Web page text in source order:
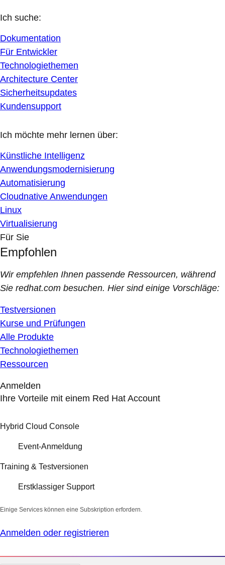
Ich suche:
Dokumentation
Für Entwickler
Technologiethemen
Architecture Center
Sicherheitsupdates
Kundensupport
Ich möchte mehr lernen über:
Künstliche Intelligenz
Anwendungsmodernisierung
Automatisierung
Cloudnative Anwendungen
Linux
Virtualisierung
Für Sie
Empfohlen
Wir empfehlen Ihnen passende Ressourcen, während
Sie redhat.com besuchen. Hier sind einige Vorschläge:
Testversionen
Kurse und Prüfungen
Alle Produkte
Technologiethemen
Ressourcen
Anmelden
Ihre Vorteile mit einem Red Hat Account
Hybrid Cloud Console
Event-Anmeldung
Training & Testversionen
Erstklassiger Support
Einige Services können eine Subskription erfordern.
Anmelden oder registrieren